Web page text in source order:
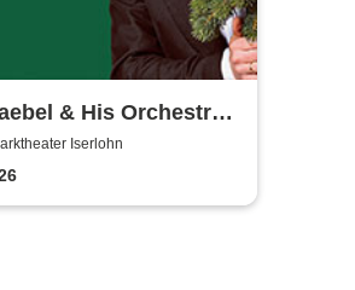
& His Orchestra -
Christmas 2026
Iserlohn